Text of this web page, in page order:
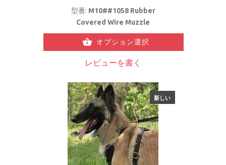
型番: M10##1058 Rubber
Covered Wire Muzzle
オプション選択
レビューを書く
新しい